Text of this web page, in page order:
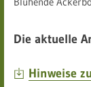
Die aktuelle
Hinweise